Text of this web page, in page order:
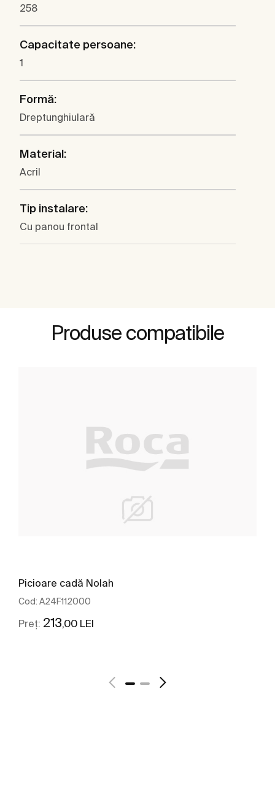
258
Capacitate persoane:
1
Formă:
Dreptunghiulară
Material:
Acril
Tip instalare:
Cu panou frontal
Produse compatibile
Picioare cadă Nolah
Cod: A24F112000
Preț: 213,00 LEI